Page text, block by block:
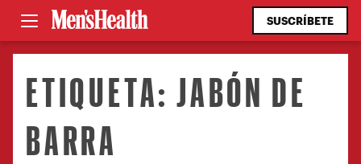
SUSCRÍBETE
ETIQUETA:JABÓN DE
BARRA